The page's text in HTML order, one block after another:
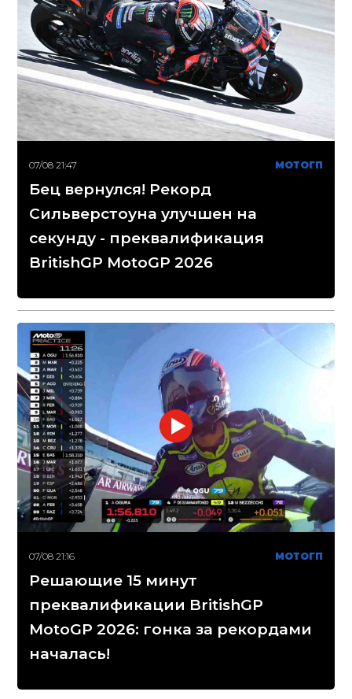
07/08 21:47 МОТОГП
Бец вернулся! Рекорд
Сильверстоуна улучшен на
секунду - преквалификация
BritishGP MotoGP 2026
07/08 21:16 МОТОГП
Решающие 15 минут
преквалификации BritishGP
MotoGP 2026: гонка за рекордами
началась!